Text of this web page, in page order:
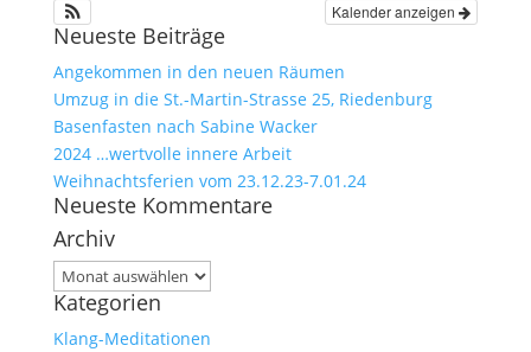
Kalender anzeigen
Neueste Beiträge
Angekommen in den neuen Räumen
Umzug in die St.-Martin-Strasse 25, Riedenburg
Basenfasten nach Sabine Wacker
2024 …wertvolle innere Arbeit
Weihnachtsferien vom 23.12.23-7.01.24
Neueste Kommentare
Archiv
Archiv
Kategorien
Klang-Meditationen